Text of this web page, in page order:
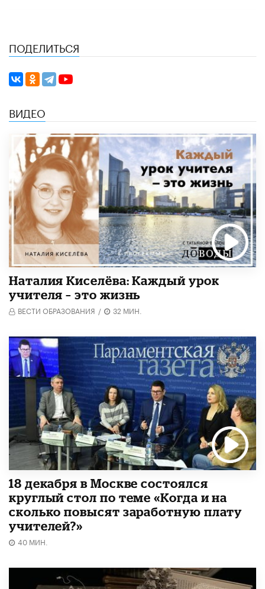
ПОДЕЛИТЬСЯ
ВИДЕО
Наталия Киселёва: Каждый урок
учителя – это жизнь
ВЕСТИ ОБРАЗОВАНИЯ / 32 МИН.
18 декабря в Москве состоялся
круглый стол по теме «Когда и на
сколько повысят заработную плату
учителей?»
40 МИН.